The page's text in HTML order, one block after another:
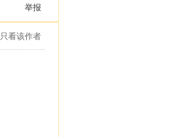
举报
只看该作者